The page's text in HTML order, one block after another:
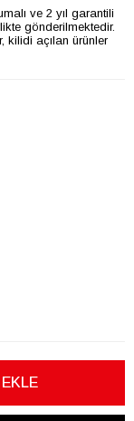
ve 2 yıl garantili
gönderilmektedir.
kilidi açılan ürünler